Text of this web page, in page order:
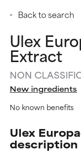
Back to search
Ulex
Extract
NON
New ingredients
No known benefits
Ulex
description